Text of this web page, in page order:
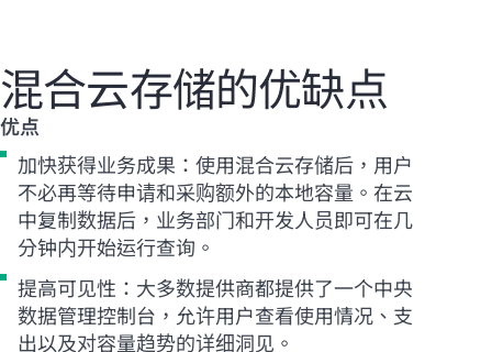
混合云存储的优缺点
优点
加快获得业务成果：使用混合云存储后，用户
不必再等待申请和采购额外的本地容量。在云
中复制数据后，业务部门和开发人员即可在几
分钟内开始运行查询。
提高可见性：大多数提供商都提供了一个中央
数据管理控制台，允许用户查看使用情况、支
出以及对容量趋势的详细洞见。